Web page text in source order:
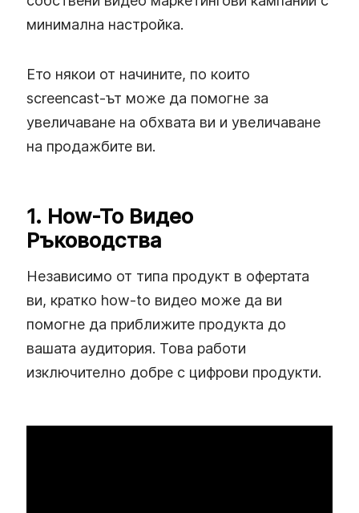
минимална настройка.
Ето някои от начините, по които
screencast-ът може да помогне за
увеличаване на обхвата ви и увеличаване
на продажбите ви.
1. How-To Видео
Ръководства
Независимо от типа продукт в офертата
ви, кратко how-to видео може да ви
помогне да приближите продукта до
вашата аудитория. Това работи
изключително добре с цифрови продукти.